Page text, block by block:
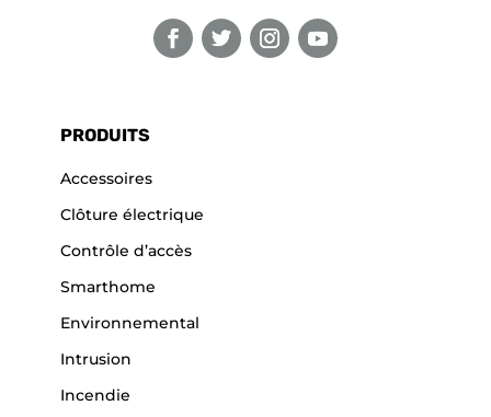
PRODUITS
Accessoires
Clôture électrique
Contrôle d’accès
Smarthome
Environnemental
Intrusion
Incendie